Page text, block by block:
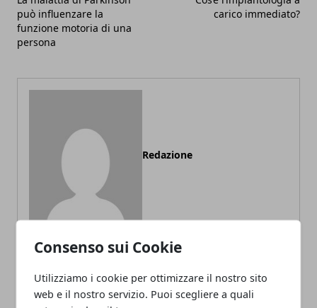
Consenso sui Cookie
Utilizziamo i cookie per ottimizzare il nostro sito
web e il nostro servizio. Puoi scegliere a quali
può influenzare la
funzione motoria di una
persona
carico immediato?
Redazione
ARTICOLI CORRELATI